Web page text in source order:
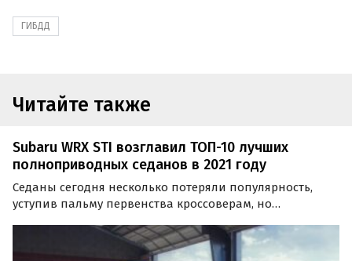
ГИБДД
Читайте также
Subaru WRX STI возглавил ТОП-10 лучших
полноприводных седанов в 2021 году
Седаны сегодня несколько потеряли популярность,
уступив пальму первенства кроссоверам, но
прежнему пользуются спросом. Об этом сообщил портал
110km.ru, составивший рейтинг таких машин.